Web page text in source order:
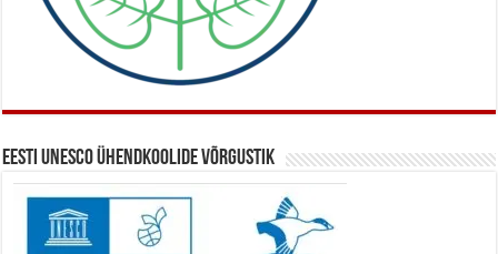
Eesti UNESCO ühendkoolide võrgustik